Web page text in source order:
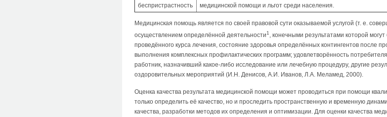
беспристрастность
медицинской помощи и льгот среди населения.
Медицинская помощь является по своей правовой сути оказываемой услугой (т. е.
осуществлением определённой деятельности1, конечными результатами которой
проведённого курса лечения, состояние здоровья определённых контингентов после
выполнения комплексных профилактических программ; удовлетворённость
работник, назначивший какое-либо исследование или лечебную процедуру, другие
оздоровительных мероприятий (И.Н. Денисов, А.И. Иванов, Л.А. Меламед, 2000).
Оценка качества результата медицинской помощи может проводиться при помощи
только определить её качество, но и проследить пространственную и временную
качества, разработки методов их определения и оптимизации. Для оценки качества